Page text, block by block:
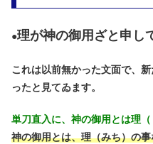
●理が神の御用ざと申し
これは以前無かった文面で、
ったと見てゐます。
単刀直入に、神の御用とは理（
神の御用とは、理（みち）の